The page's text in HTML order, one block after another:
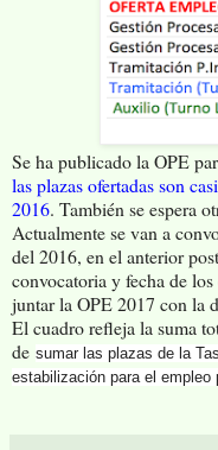
Se ha publicado la OPE
las plazas ofertadas son
2016. También se espera
Actualmente se van a
del 2016, en el anterior
convocatoria y fecha de
juntar la OPE 2017 con la
El cuadro refleja la suma
de sumar las plazas de la
estabilización para el empleo